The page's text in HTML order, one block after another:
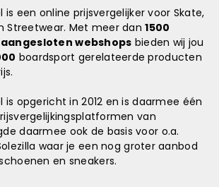
is een online prijsvergelijker voor Skate,
Streetwear. Met meer dan1500
aangesloten webshops bieden wij jou
boardsport gerelateerde producten
is opgericht in 2012 en is daarmee één
van
daarmee ook de basis voor o.a.
waar je een nog groter aanbod
en sneakers.